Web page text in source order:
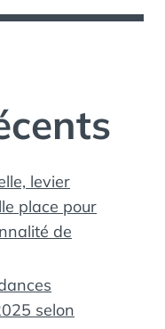
levier
place pour
de
selon